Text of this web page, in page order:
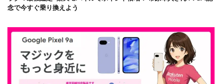
念で今すぐ乗り換えよう